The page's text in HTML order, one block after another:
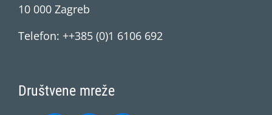
10 000 Zagreb
Telefon: ++385 (0)1 6106 692
Društvene mreže